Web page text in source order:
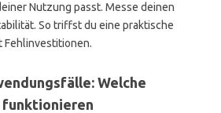
Nutzung passt. Messe deinen
So triffst du eine praktische
Fehlinvestitionen.
Welche
funktionieren